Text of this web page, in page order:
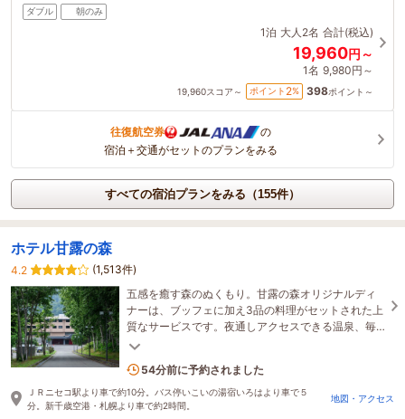
ダブル 朝のみ
1泊 大人2名 合計(税込)
19,960円～
1名 9,980円～
19,960スコア～ ポイント 2% 398ポイント～
往復航空券
の
宿泊＋交通がセットのプランをみる
すべての宿泊プランをみる（155件）
ホテル甘露の森
4.2
(1,513件)
五感を癒す森のぬくもり。甘露の森オリジナルディ
ナーは、ブッフェに加え3品の料理がセットされた上
質なサービスです。夜通しアクセスできる温泉、毎
晩開催される森の演奏会、優しい音色にほっこり。
4名がこの宿を見ています
54分前に予約されました
ＪＲニセコ駅より車で約10分。バス停いこいの湯宿いろはより車で５
分。新千歳空港・札幌より車で約2時間。
地図・アクセス